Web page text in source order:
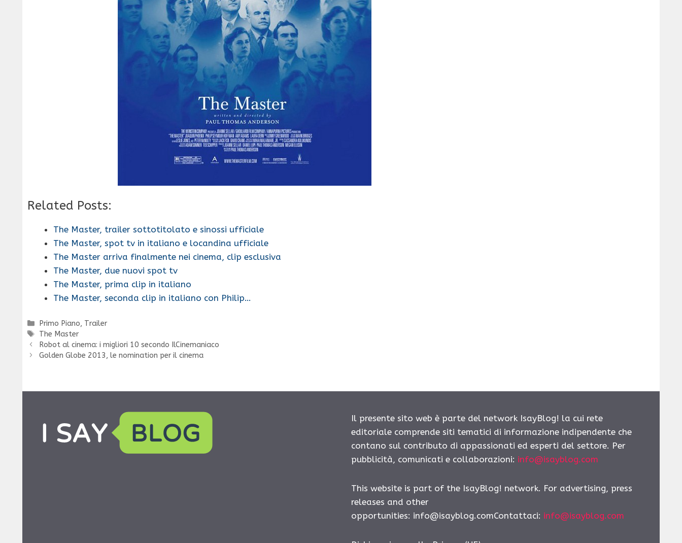
Related Posts:
The Master, trailer sottotitolato e sinossi ufficiale
The Master, spot tv in italiano e locandina ufficiale
The Master arriva finalmente nei cinema, clip esclusiva
The Master, due nuovi spot tv
The Master, prima clip in italiano
The Master, seconda clip in italiano con Philip…
Categorie
Primo Piano, Trailer
Tag
The Master
Robot al cinema: i migliori 10 secondo IlCinemaniaco
Golden Globe 2013, le nomination per il cinema
Il presente sito web è parte del network IsayBlog! la cui rete
editoriale comprende siti tematici di informazione indipendente che
contano sul contributo di appassionati ed esperti del settore. Per
pubblicità, comunicati e collaborazioni: info@isayblog.com
This website is part of the IsayBlog! network. For advertising, press
releases and other
opportunities: info@isayblog.comContattaci: info@isayblog.com